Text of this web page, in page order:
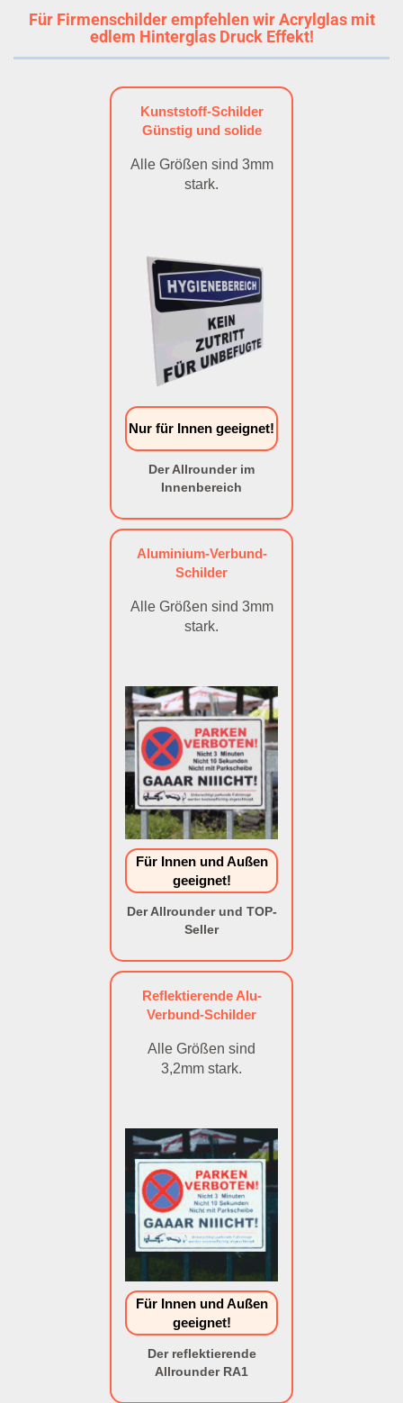
Für Firmenschilder empfehlen wir Acrylglas mit
edlem Hinterglas Druck Effekt!
Kunststoff-Schilder
Günstig und solide
Alle Größen sind 3mm
stark.
Nur für Innen geeignet!
Der Allrounder im
Innenbereich
Aluminium-Verbund-
Schilder
Alle Größen sind 3mm
stark.
Für Innen und Außen
geeignet!
Der Allrounder und TOP-
Seller
Reflektierende Alu-
Verbund-Schilder
Alle Größen sind
3,2mm stark.
Für Innen und Außen
geeignet!
Der reflektierende
Allrounder RA1